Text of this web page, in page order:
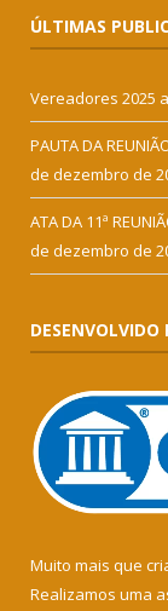
ÚLTIMAS
Vereadores 2025
PAUTA DA
de dezembro de
ATA DA 11ª
de dezembro de
DESENVOLVIDO
Muito mais que
Realizamos uma